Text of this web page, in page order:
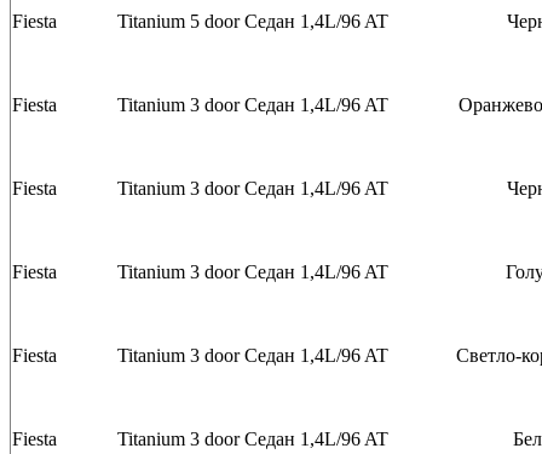
Fiesta Titanium 5 doorСедан 1,4L/96 AT
Fiesta Titanium 3 doorСедан 1,4L/96 AT
Fiesta Titanium 3 doorСедан 1,4L/96 AT
Fiesta Titanium 3 doorСедан 1,4L/96 AT
Fiesta Titanium 3 doorСедан 1,4L/96 AT Светло-
Fiesta Titanium 3 doorСедан 1,4L/96 AT